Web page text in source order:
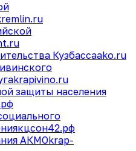
Кузбассаako.ru
krapivino.ru
защиты населения
кцсон42.рф
АКМОkrap-